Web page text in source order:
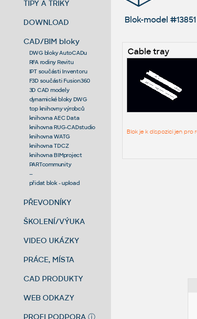
TIPY A TRIKY
DOWNLOAD
CAD/BIM bloky
DWG bloky AutoCADu
RFA rodiny Revitu
IPT součásti Inventoru
F3D součásti Fusion360
3D CAD modely
dynamické bloky DWG
top knihovny výrobců
knihovna AEC Data
knihovna RUG-CADstudio
knihovna WATG
knihovna TDCZ
knihovna BIMproject
PARTcommunity
--
přidat blok - upload
PŘEVODNÍKY
ŠKOLENÍ/VÝUKA
VIDEO UKÁZKY
PRÁCE, MÍSTA
CAD PRODUKTY
WEB ODKAZY
PROFI PODPORA ⓘ
Blok-model #13851
Cable tray
Blok je k dispozici jen pro